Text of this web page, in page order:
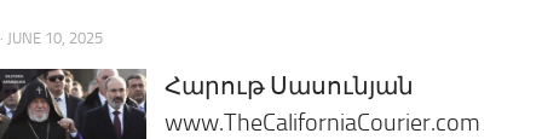
· JUNE 10, 2025
Հարութ Սասունյան
www.TheCaliforniaCourier.com